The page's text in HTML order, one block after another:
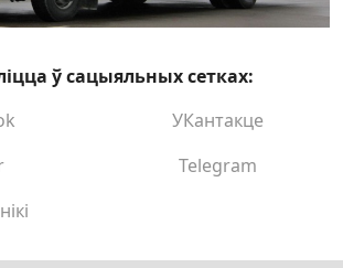
ў сацыяльных сетках:
УКантакце
Telegram